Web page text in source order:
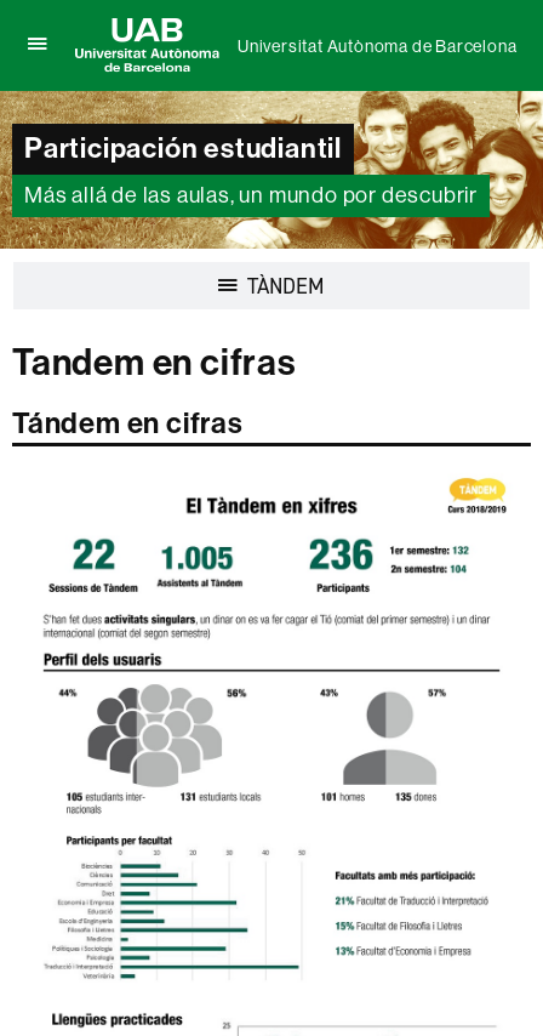
aquí
para
desplegar
el
menú
de
Universitat
Autònoma
Universitat
Autònoma
de
Barcelona
Universitat Autònoma de Barcelona
Participación estudiantil
Más allá de las aulas, un mundo por descubrir
TÀNDEM
Tandem en cifras
Tándem en cifras